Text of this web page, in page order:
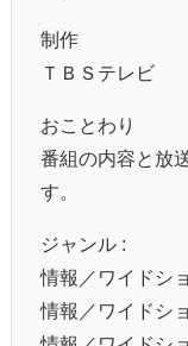
制作
ＴＢＳテレビ
おことわり
番組の内容と放
す。
ジャンル :
情報／ワイドシ
情報／ワイドシ